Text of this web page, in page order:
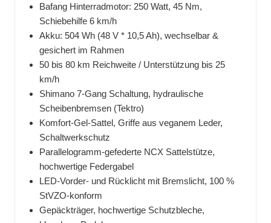
Bafang Hinterradmotor: 250 Watt, 45 Nm,
Schiebehilfe 6 km/h
Akku: 504 Wh (48 V * 10,5 Ah), wechselbar &
gesichert im Rahmen
50 bis 80 km Reichweite / Unterstützung bis 25
km/h
Shimano 7-Gang Schaltung, hydraulische
Scheibenbremsen (Tektro)
Komfort-Gel-Sattel, Griffe aus veganem Leder,
Schaltwerkschutz
Parallelogramm-gefederte NCX Sattelstütze,
hochwertige Federgabel
LED-Vorder- und Rücklicht mit Bremslicht, 100 %
StVZO-konform
Gepäckträger, hochwertige Schutzbleche,